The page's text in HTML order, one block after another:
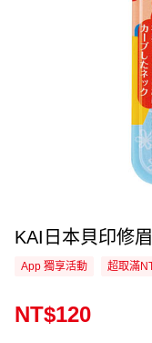
KAI日本貝印修
App 獨享活動 超取滿
NT$120